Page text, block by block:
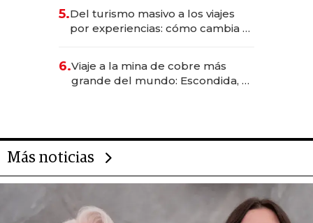
transformadoras
5.Del turismo masivo a los viajes
por experiencias: cómo cambia el
6.Viaje a la mina de cobre más
grande del mundo: Escondida, el
Más noticias